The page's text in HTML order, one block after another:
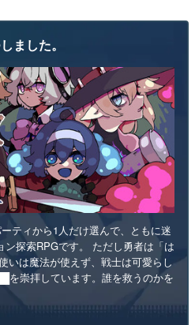
ました。
ティから1人だけ選んで、ともに迷
探索RPGです。 ただし勇者は「は
いは魔法が使えず、戦士は可愛らし
を崇拝しています。誰を救うのかを